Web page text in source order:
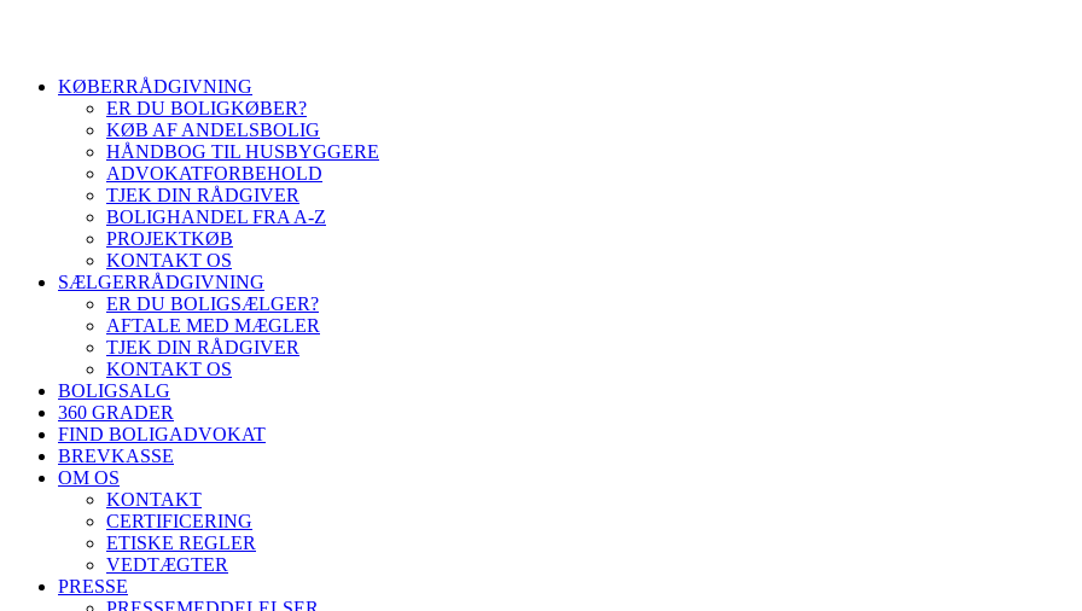
KØBERRÅDGIVNING
ER DU BOLIGKØBER?
KØB AF ANDELSBOLIG
HÅNDBOG TIL HUSBYGGERE
ADVOKATFORBEHOLD
TJEK DIN RÅDGIVER
BOLIGHANDEL FRA A-Z
PROJEKTKØB
KONTAKT OS
SÆLGERRÅDGIVNING
ER DU BOLIGSÆLGER?
AFTALE MED MÆGLER
TJEK DIN RÅDGIVER
KONTAKT OS
BOLIGSALG
360 GRADER
FIND BOLIGADVOKAT
BREVKASSE
OM OS
KONTAKT
CERTIFICERING
ETISKE REGLER
VEDTÆGTER
PRESSE